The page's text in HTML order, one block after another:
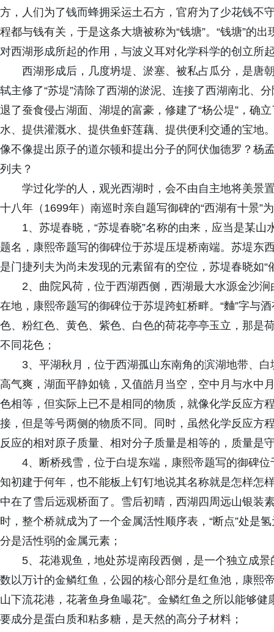
方，人们为了钱而蜂拥采运土石方，官府为了少花钱不
程都与钱有关，于是这条大塘被称为“钱塘”。“钱塘”的
对西湖形成所起的作用，与波义耳对化学科学的创立所
西湖形成后，几度坍堤、淤塞、被私占瓜分，是唐
轼主修了“苏堤”清除了西湖的淤泥、连接了西湖南北、
退了蚕食侵占湖面、湖堤的富豪，修建了“杨公堤”，确
水、提供灌溉水、提供鱼虾莲藕、提供便利交通的宝地
像不像提出原子的道尔顿和提出分子的阿伏伽德罗？杨
列夫？
学过化学的人，观光西湖时，会不由自主地将美景
十八年（1699年）南巡时亲自题写御碑的“西湖有十景”
1、苏堤春晓，“苏堤春晓”名称的由来，应当是某
题名，康熙帝题写的御碑位于苏堤压堤桥南端。苏堤东
是门捷列夫为尚未发现的元素留有的空位，苏堤春晓如
2、曲院风荷，位于西湖西侧，西湖最大水源金沙
在地，康熙帝题写的御碑位于苏堤跨虹桥畔。“麯”字与
色、粉红色、黄色、紫色、白色的荷花亭亭玉立，那是
不同花色；
3、平湖秋月，位于西湖孤山东南角的滨湖地带、
高气爽，湖面平静如镜，又值皓月当空，空中月与水中
色相等，但实际上已不是相同的物质，就像化学反应方
接，但是等号两侧的物质不同。同时，虽然化学反应方
反应的相对原子质量、相对分子质量是相等的，质量是
4、断桥残雪，位于白堤东端，康熙帝题写的御碑
知初建于何年，也不能板上钉钉地说其名称就是怎样怎
中在了雪后远观桥面了。雪后初晴，西湖四周远山银装
时，整个桥就成为了一个金属活性顺序表，“断点”处是
分是活性弱的金属元素；
5、花港观鱼，地处苏堤南段西侧，是一个独立成
数以万计的金鳞红鱼，公园的核心部分是红鱼池，康熙
山下流花港，花著鱼身鱼嘬花”。金鳞红鱼之所以能够
要成分是蛋白质和粘多糖，是天然的高分子材料；